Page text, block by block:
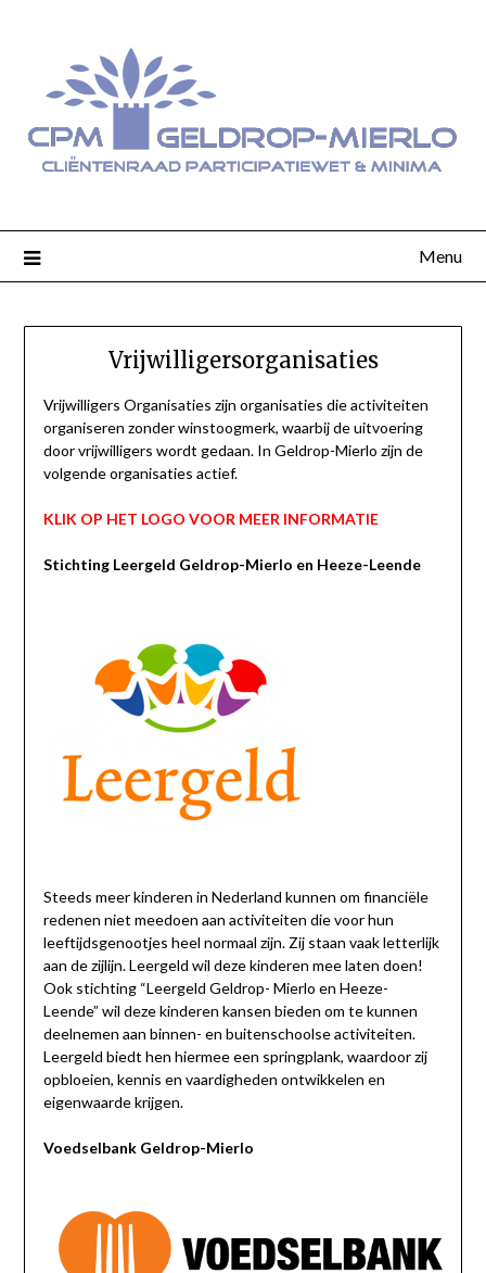
Menu
Vrijwilligersorganisaties
Vrijwilligers Organisaties zijn organisaties die activiteiten
organiseren zonder winstoogmerk, waarbij de uitvoering
door vrijwilligers wordt gedaan. In Geldrop-Mierlo zijn de
volgende organisaties actief.
KLIK OP HET LOGO VOOR MEER INFORMATIE
Stichting Leergeld Geldrop-Mierlo en Heeze-Leende
Steeds meer kinderen in Nederland kunnen om financiële
redenen niet meedoen aan activiteiten die voor hun
leeftijdsgenootjes heel normaal zijn. Zij staan vaak letterlijk
aan de zijlijn. Leergeld wil deze kinderen mee laten doen!
Ook stichting “Leergeld Geldrop- Mierlo en Heeze-
Leende” wil deze kinderen kansen bieden om te kunnen
deelnemen aan binnen- en buitenschoolse activiteiten.
Leergeld biedt hen hiermee een springplank, waardoor zij
opbloeien, kennis en vaardigheden ontwikkelen en
eigenwaarde krijgen.
Voedselbank Geldrop-Mierlo